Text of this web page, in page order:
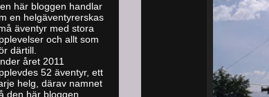
här bloggen handlar
en helgäventyrerskas
äventyr med stora
och allt som
därtill.
året 2011
52 äventyr, ett
helg, därav namnet
den här bloggen.